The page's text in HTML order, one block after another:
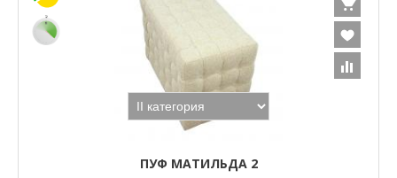
ПУФ МАТИЛЬДА 2